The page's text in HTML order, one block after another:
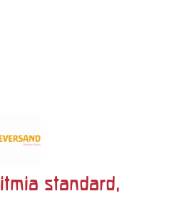
standard,